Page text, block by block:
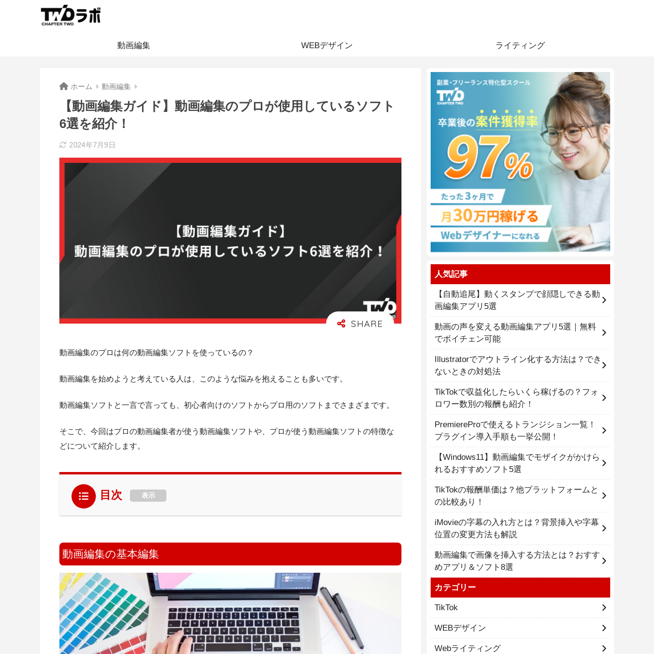
動画編集 WEBデザイン ライティング
ホーム 動画編集
【動画編集ガイド】動画編集のプロが使用しているソフト
6選を紹介！
2024年7月9日
動画編集のプロは何の動画編集ソフトを使っているの？
動画編集を始めようと考えている人は、このような悩みを抱えることも多いです。
動画編集ソフトと一言で言っても、初心者向けのソフトからプロ用のソフトまでさまざまです。
そこで、今回はプロの動画編集者が使う動画編集ソフトや、プロが使う動画編集ソフトの特徴な
どについて紹介します。
目次 表示
動画編集の基本編集
人気記事
【自動追尾】動くスタンプで顔隠しできる動
画編集アプリ5選
動画の声を変える動画編集アプリ5選｜無料
でボイチェン可能
Illustratorでアウトライン化する方法は？でき
ないときの対処法
TikTokで収益化したらいくら稼げるの？フォ
ロワー数別の報酬も紹介！
PremiereProで使えるトランジション一覧！
プラグイン導入手順も一挙公開！
【Windows11】動画編集でモザイクがかけら
れるおすすめソフト5選
TikTokの報酬単価は？他プラットフォームと
の比較あり！
iMovieの字幕の入れ方とは？背景挿入や字幕
位置の変更方法も解説
動画編集で画像を挿入する方法とは？おすす
めアプリ＆ソフト8選
カテゴリー
TikTok
WEBデザイン
Webライティング